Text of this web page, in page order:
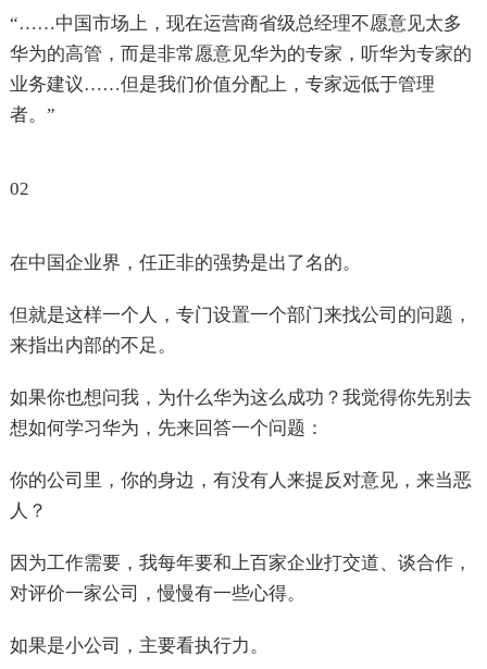
“……中国市场上，现在运营商省级总经理不愿意见太多
华为的高管，而是非常愿意见华为的专家，听华为专家的
业务建议……但是我们价值分配上，专家远低于管理
者。”
02
在中国企业界，任正非的强势是出了名的。
但就是这样一个人，专门设置一个部门来找公司的问题，
来指出内部的不足。
如果你也想问我，为什么华为这么成功？我觉得你先别去
想如何学习华为，先来回答一个问题：
你的公司里，你的身边，有没有人来提反对意见，来当恶
人？
因为工作需要，我每年要和上百家企业打交道、谈合作，
对评价一家公司，慢慢有一些心得。
如果是小公司，主要看执行力。